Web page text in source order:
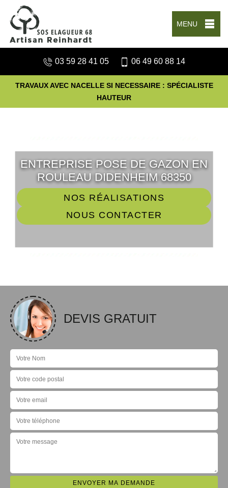
MENU
03 59 28 41 05 06 49 60 88 14
TRAVAUX AVEC NACELLE SI NECESSAIRE : SPÉCIALISTE
HAUTEUR
ENTREPRISE POSE DE GAZON EN
ROULEAU DIDENHEIM 68350
NOS RÉALISATIONS
NOUS CONTACTER
DEVIS GRATUIT